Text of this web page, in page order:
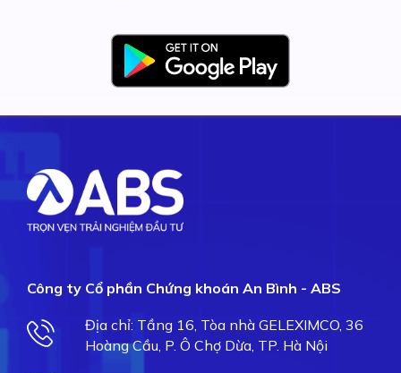
Công ty Cổ phần Chứng khoán An Bình - ABS
Địa chỉ: Tầng 16, Tòa nhà GELEXIMCO, 36
Hoàng Cầu, P. Ô Chợ Dừa, TP. Hà Nội